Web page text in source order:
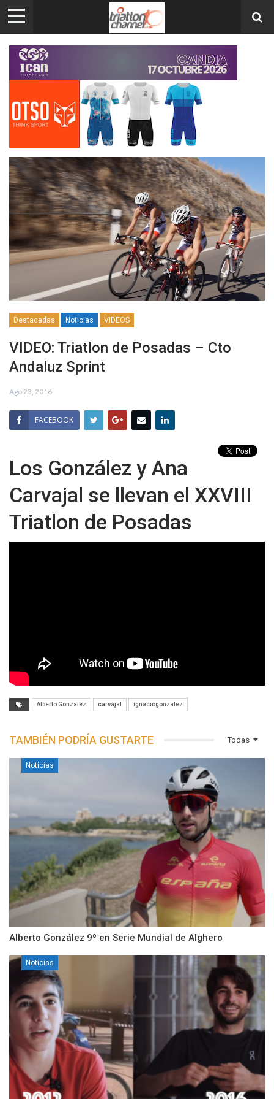
Destacadas Noticias VIDEOS
VIDEO: Triatlon de Posadas – Cto
Andaluz Sprint
Ago 23, 2016
FACEBOOK
Los González y Ana
Carvajal se llevan el XXVIII
Triatlon de Posadas
Alberto Gonzalez carvajal ignaciogonzalez
Todas
TAMBIÉN PODRÍA GUSTARTE
Noticias
Alberto González 9º en Serie Mundial de Alghero
Noticias